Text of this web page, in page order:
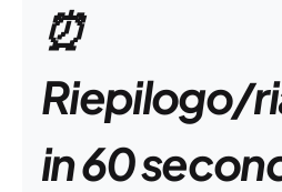
⏰
Riepilogo/
in 60